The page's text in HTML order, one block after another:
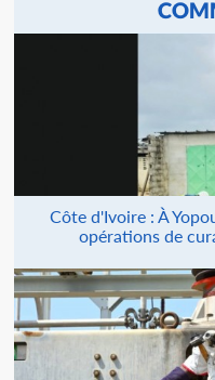
Côte d'Ivoire : À
opérations de